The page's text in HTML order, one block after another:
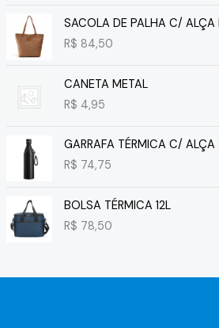
SACOLA DE PALHA C/ ALÇA
R$ 84,50
CANETA METAL
R$ 4,95
GARRAFA TÉRMICA C/
R$ 74,75
BOLSA TÉRMICA 12L
R$ 78,50